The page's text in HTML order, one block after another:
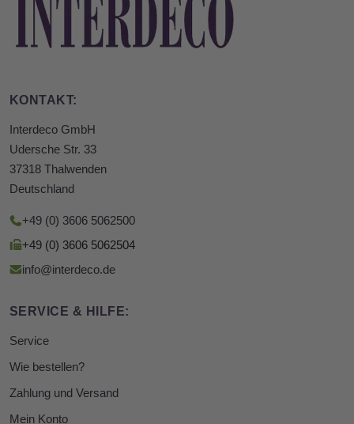
KONTAKT:
Interdeco GmbH
Udersche Str. 33
37318 Thalwenden
Deutschland
+49 (0) 3606 5062500
+49 (0) 3606 5062504
info@interdeco.de
SERVICE & HILFE:
Service
Wie bestellen?
Zahlung und Versand
Mein Konto